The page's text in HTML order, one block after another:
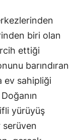
biri olan
ettiği
barındıran
ev sahipliği
yürüyüş
serüven